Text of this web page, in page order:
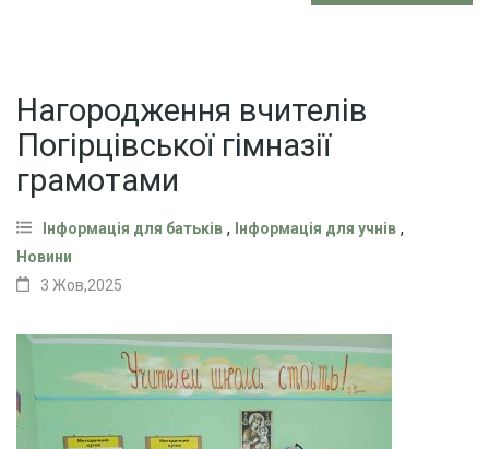
Нагородження вчителів
Погірцівської гімназії
грамотами
Інформація для батьків , Інформація для учнів ,
Новини
3 Жов,2025